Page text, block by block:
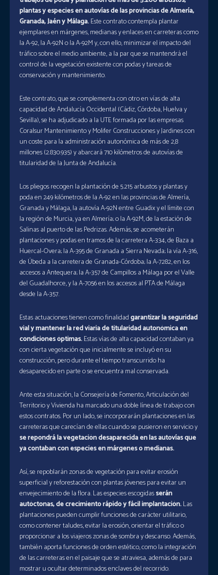
plantas y especies en autovías de las provincias de Almería,
Granada, Jaén y Málaga.Este contrato contempla plantar
ejemplares en márgenes, medianas y enlaces en carreteras como
la A-92, la A-92N o la A-92M y, con ello, minimizar el impacto del
tráfico sobre el medio ambiente, a la par que se mantendrá el
control de la vegetación existente con podas y tareas de
conservación y mantenimiento.
Este contrato, que se complementa con otro en vías de alta
capacidad de Andalucía Occidental (Cádiz, Córdoba, Huelva y
Sevilla), se ha adjudicado a la UTE formada por las empresas
Coralsur Mantenimiento y Molifer Construcciones y Jardines con
un coste para la administración autonómica de más de 2,8
millones (2.830.935) y abarcará 710 kilómetros de autovías de
titularidad de la Junta de Andalucía.
Los pliegos recogen la plantación de 5.215 arbustos y plantas y
poda en 249 kilómetros de la A-92 en las provincias de Almería,
Granada y Málaga, la autovía A-92N entre Guadix y el límite con
la región de Murcia, ya en Almería; o la A-92M, de la estación de
Salinas al puerto de las Pedrizas. Además, se acometerán
plantaciones y podas en tramos de la carretera A-334, de Baza a
Huercal-Overa; la A-395 de Granada a Sierra Nevada; la vía A-316,
de Úbeda a la carretera de Granada-Córdoba; la A-7282, en los
accesos a Antequera; la A-357 de Campillos a Málaga por el Valle
del Guadalhorce, y la A-7056 en los accesos al PTA de Málaga
desde la A-357.
Estas actuaciones tienen como finalidadgarantizar la seguridad
vial y mantener la red viaria de titularidad autonómica en
condiciones óptimas.Estas vías de alta capacidad contaban ya
con cierta vegetación que inicialmente se incluyó en su
construcción, pero durante el tiempo transcurrido ha
desaparecido en parte o se encuentra mal conservada.
Ante esta situación, la Consejería de Fomento, Articulación del
Territorio y Vivienda ha marcado una doble línea de trabajo con
estos contratos. Por un lado, se incorporarán plantaciones en las
carreteras que carecían de ellas cuando se pusieron en servicio y
se repondrá la vegetación desaparecida en las autovías que
ya contaban con especies en márgenes o medianas.
Así, se repoblarán zonas de vegetación para evitar erosión
superficial y reforestación con plantas jóvenes para evitar un
envejecimiento de la flora. Las especies escogidasserán
autóctonas, de crecimiento rápido y fácil implantación.Las
plantaciones pueden cumplir funciones de carácter utilitario,
como contener taludes, evitar la erosión, orientar el tráfico o
proporcionar a los viajeros zonas de sombra y descanso. Además,
también aporta funciones de orden estético, como la integración
de las carreteras en el paisaje que se atraviesa, además de para
mostrar u ocultar determinados enclaves del recorrido.